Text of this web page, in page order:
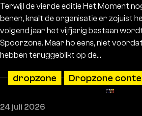
Terwijl de vierde editie Het Moment
benen, knalt de organisatie er zojuist
volgend jaar het vijfjarig bestaan
Spoorzone. Maar ho eens, niet
hebben teruggeblikt op de…
24 juli 2026
dropzone Dropzone